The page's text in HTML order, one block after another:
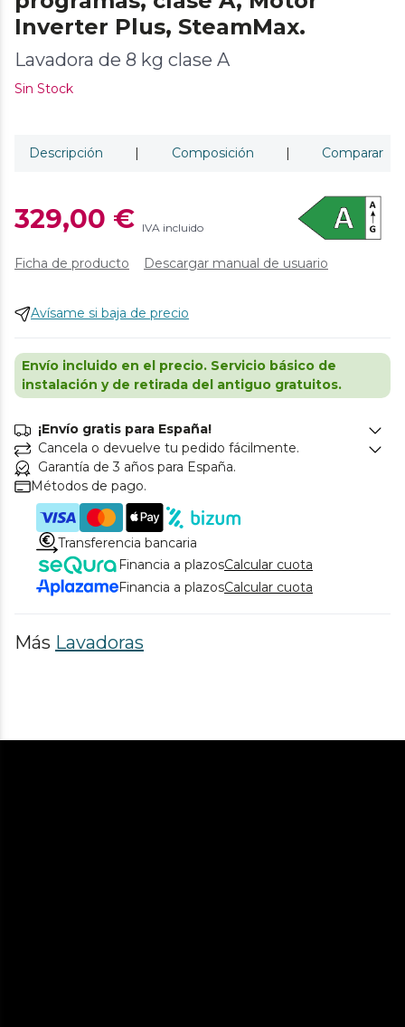
Inverter Plus, SteamMax.
Lavadora de 8 kg clase A
Sin Stock
Descripción | Composición | Comparar
329,00 € IVA incluido
Ficha de producto Descargar manual de usuario
Avísame si baja de precio
Envío incluido en el precio. Servicio básico de
instalación y de retirada del antiguo gratuitos.
¡Envío gratis para España!
Cancela o devuelve tu pedido fácilmente.
Garantía de 3 años para España.
Métodos de pago.
Transferencia bancaria
Financia a plazosCalcular cuota
Financia a plazosCalcular cuota
Más Lavadoras